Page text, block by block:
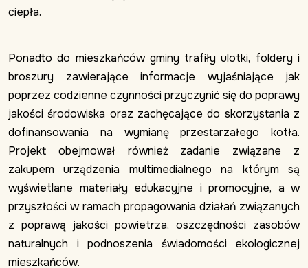
ciepła.
Ponadto do mieszkańców gminy trafiły ulotki, foldery i
broszury zawierające informacje wyjaśniające jak
poprzez codzienne czynności przyczynić się do poprawy
jakości środowiska oraz zachęcające do skorzystania z
dofinansowania na wymianę przestarzałego kotła.
Projekt obejmował również zadanie związane z
zakupem urządzenia multimedialnego na którym są
wyświetlane materiały edukacyjne i promocyjne, a w
przyszłości w ramach propagowania działań związanych
z poprawą jakości powietrza, oszczędności zasobów
naturalnych i podnoszenia świadomości ekologicznej
mieszkańców.